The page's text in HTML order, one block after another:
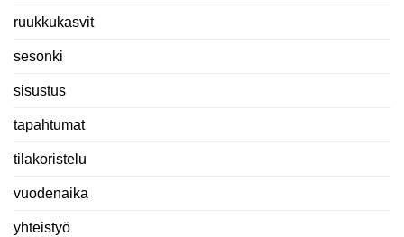
ruukkukasvit
sesonki
sisustus
tapahtumat
tilakoristelu
vuodenaika
yhteistyö